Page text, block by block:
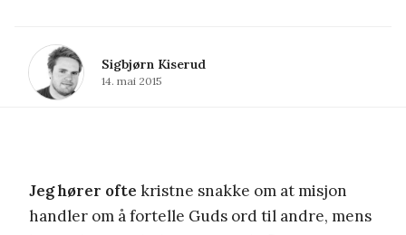
Sigbjørn Kiserud
14. mai 2015
Jeg hører ofte kristne snakke om at misjon
handler om å fortelle Guds ord til andre, mens